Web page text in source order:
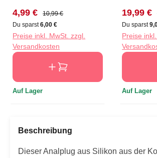
Verkaufspreis:
4,99 € Regulärer Preis:
10,99 €
Du sparst6,00 €
Preise inkl. MwSt. zzgl.
Versandkosten
Auf Lager
19,99 €
Du sparst
Preise
Auf Lager
Beschreibung
Dieser Analplug aus Silikon aus der